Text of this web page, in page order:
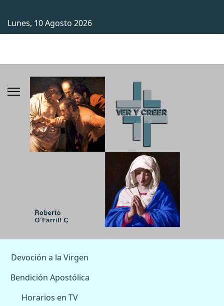
Lunes, 10 Agosto 2026
Devoción a la Virgen
Bendición Apostólica
Horarios en TV